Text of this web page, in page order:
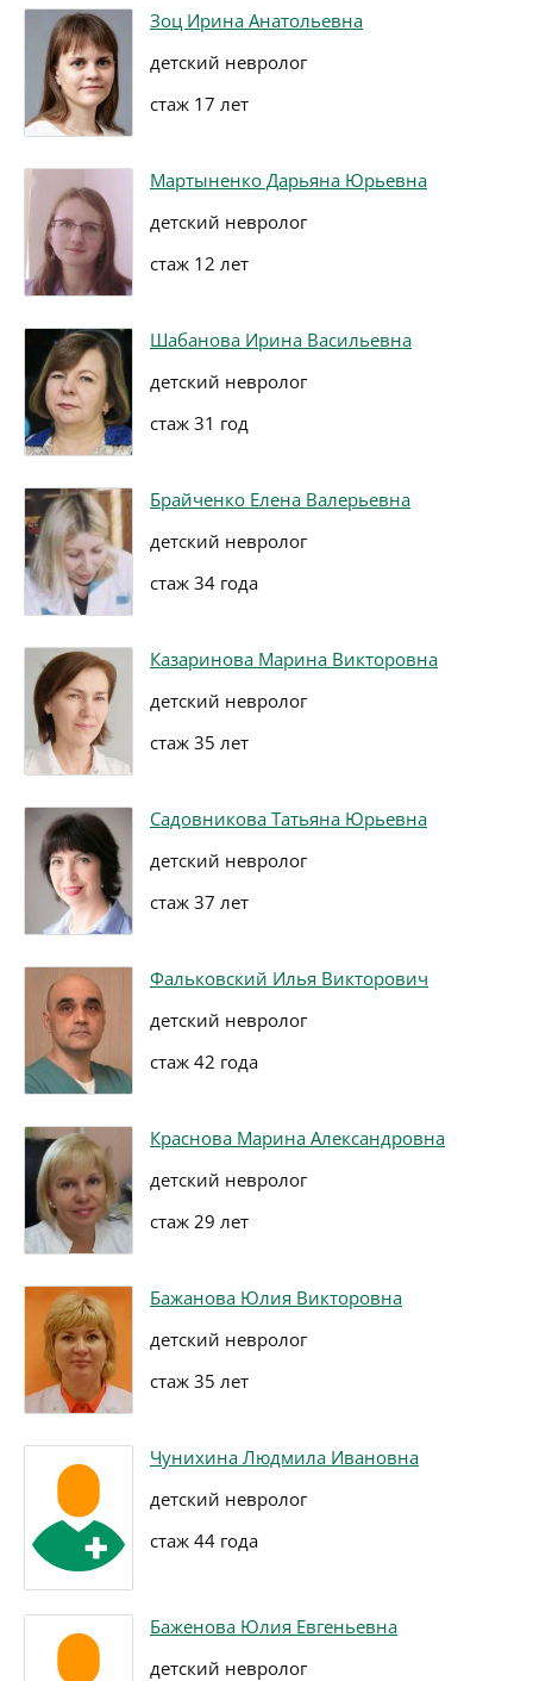
Зоц Ирина Анатольевна
детский невролог
стаж 17 лет
Мартыненко Дарьяна Юрьевна
детский невролог
стаж 12 лет
Шабанова Ирина Васильевна
детский невролог
стаж 31 год
Брайченко Елена Валерьевна
детский невролог
стаж 34 года
Казаринова Марина Викторовна
детский невролог
стаж 35 лет
Садовникова Татьяна Юрьевна
детский невролог
стаж 37 лет
Фальковский Илья Викторович
детский невролог
стаж 42 года
Краснова Марина Александровна
детский невролог
стаж 29 лет
Бажанова Юлия Викторовна
детский невролог
стаж 35 лет
Чунихина Людмила Ивановна
детский невролог
стаж 44 года
Баженова Юлия Евгеньевна
детский невролог